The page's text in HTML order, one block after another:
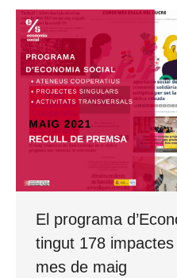
El programa
tingut 178
mes de maig